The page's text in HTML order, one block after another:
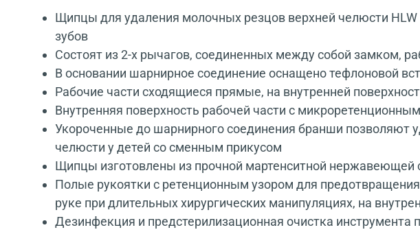
Щипцы для удаления молочных резцов верхней челюсти
зубов
Состоят из 2-х рычагов, соединенных между собой замком,
В основании шарнирное соединение оснащено тефлоновой
Рабочие части сходящиеся прямые, на внутренней
Внутренняя поверхность рабочей части с
Укороченные до шарнирного соединения бранши позволяют
челюсти у детей со сменным прикусом
Щипцы изготовлены из прочной мартенситной нержавеющей
Полые рукоятки с ретенционным узором для
руке при длительных хирургических манипуляциях, на
Дезинфекция и предстерилизационная очистка инструмента